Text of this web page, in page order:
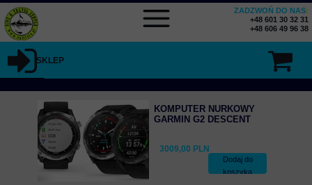
SKLEP
ZADZWOŃ DO NAS:
+48 601 30 32 31
+48 606 49 96 38
Dodaj do
koszyka
KOMPUTER NURKOWY
GARMIN G2 DESCENT
3009,00 PLN